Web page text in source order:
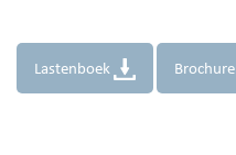
Lastenboek Brochure